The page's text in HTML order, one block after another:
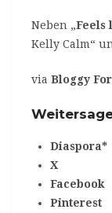
Neben „Feels
Kelly Calm“
via Bloggy
Diaspora*
X
Facebook
Pinterest